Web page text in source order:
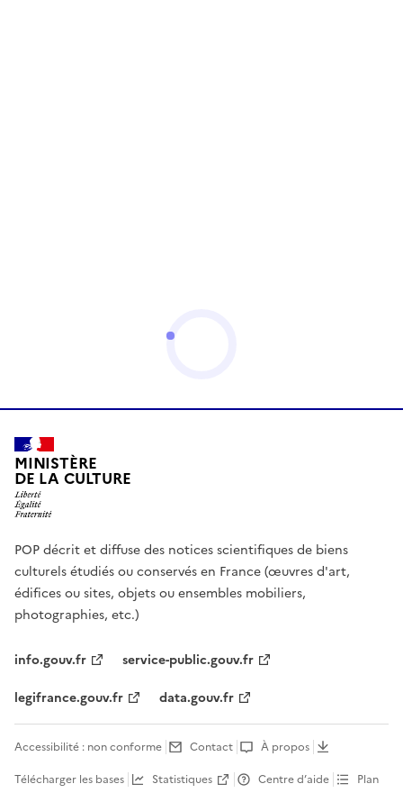
MINISTÈRE
DE LA CULTURE
POP décrit et diffuse des notices scientifiques de biens
culturels étudiés ou conservés en France (œuvres d'art,
édifices ou sites, objets ou ensembles mobiliers,
photographies, etc.)
info.gouv.fr
service-public.gouv.fr
legifrance.gouv.fr
data.gouv.fr
Accessibilité : non conforme Contact
À propos
Télécharger les bases
Statistiques Centre d’aide Plan